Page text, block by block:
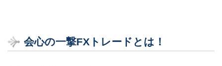
会心の一撃FXトレードとは！